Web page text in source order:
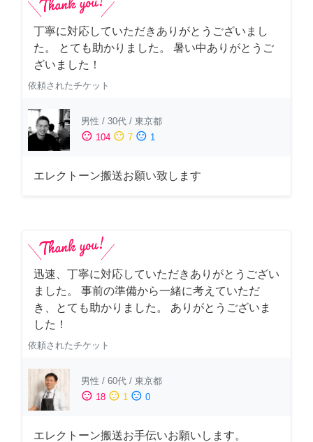
丁寧に対応していただきありがとうございまし
た。 とても助かりました。 暑い中ありがとうご
ざいました！
依頼されたチケット
男性 / 30代 / 東京都
sentiment_satisfied 104 sentiment_neutral 7 sentiment_dissatisfied 1
エレクトーン搬送お願い致します
迅速、丁寧に対応していただきありがとうござい
ました。 事前の準備から一緒に考えていただ
き、とても助かりました。 ありがとうございま
した！
依頼されたチケット
男性 / 60代 / 東京都
sentiment_satisfied 18 sentiment_neutral 1 sentiment_dissatisfied 0
エレクトーン搬送お手伝いお願いします。